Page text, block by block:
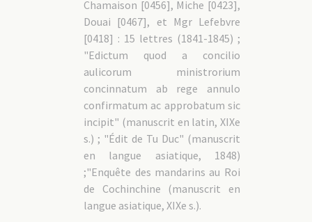
Chamaison [0456], Miche [0423],
Douai [0467], et Mgr Lefebvre
[0418] : 15 lettres (1841-1845) ;
"Edictum quod a concilio
aulicorum ministrorium
concinnatum ab rege annulo
confirmatum ac approbatum sic
incipit" (manuscrit en latin, XIXe
s.) ; "Édit de Tu Duc" (manuscrit
en langue asiatique, 1848)
;"Enquête des mandarins au Roi
de Cochinchine (manuscrit en
langue asiatique, XIXe s.).